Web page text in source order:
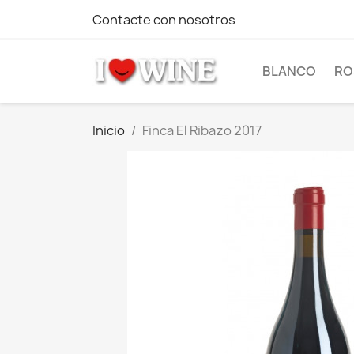
Contacte con nosotros
BLANCO
Inicio Finca El Ribazo 2017